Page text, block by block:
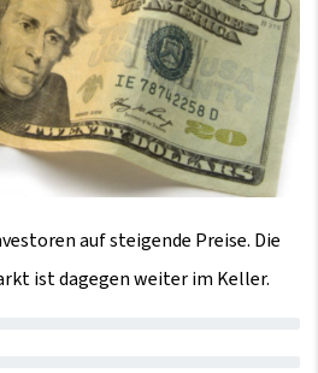
auf steigende Preise. Die
ist dagegen weiter im Keller.